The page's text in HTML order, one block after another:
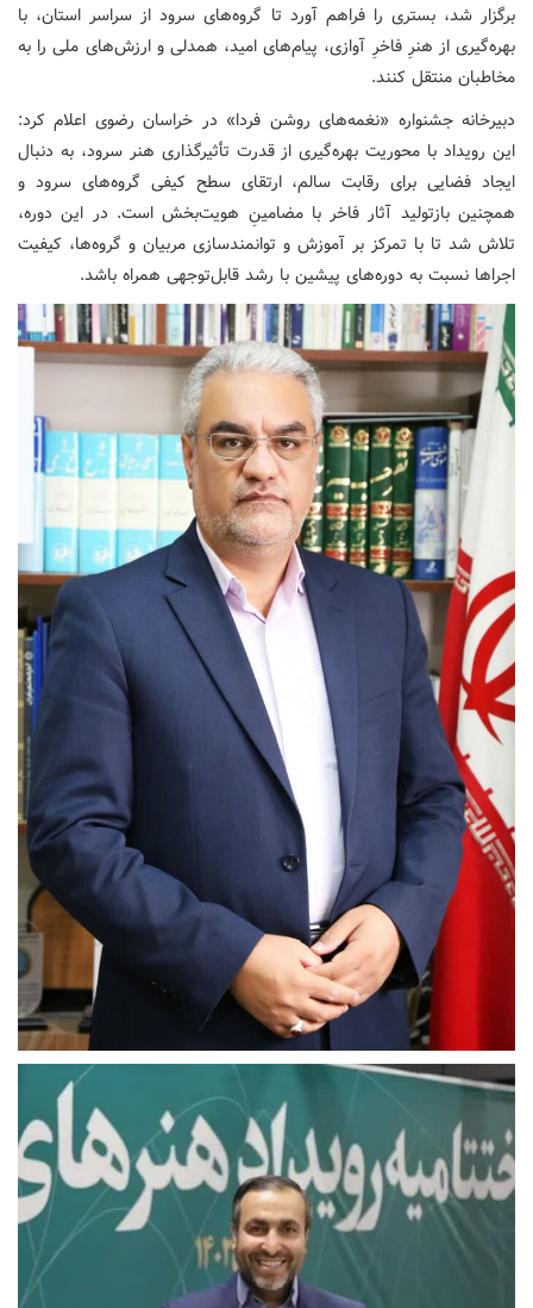
برگزار شد، بستری را فراهم آورد تا گروه‌های سرود از سراسر استان، با
بهره‌گیری از هنرِ فاخرِ آوازی، پیام‌های امید، همدلی و ارزش‌های ملی را به
مخاطبان منتقل کنند.
دبیرخانه جشنواره «نغمه‌های روشن فردا» در خراسان رضوی اعلام کرد:
این رویداد با محوریت بهره‌گیری از قدرت تأثیرگذاری هنر سرود، به دنبال
ایجاد فضایی برای رقابت سالم، ارتقای سطح کیفی گروه‌های سرود و
همچنین بازتولید آثار فاخر با مضامینِ هویت‌بخش است. در این دوره،
تلاش شد تا با تمرکز بر آموزش و توانمندسازی مربیان و گروه‌ها، کیفیت
اجراها نسبت به دوره‌های پیشین با رشد قابل‌توجهی همراه باشد.